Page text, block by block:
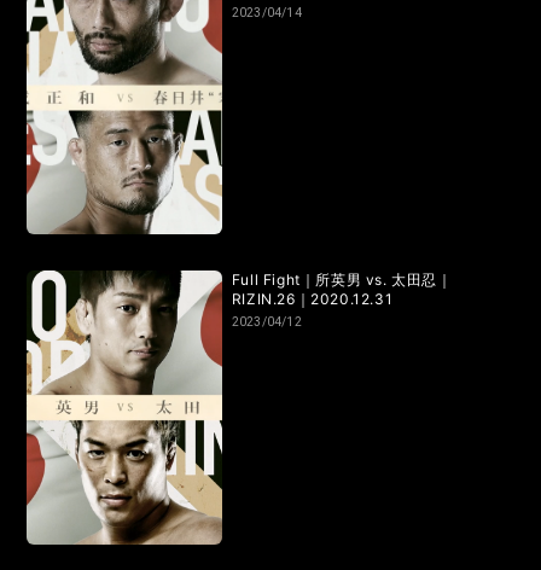
LANDMARK vol.9
LANDMARK vol.7 LANDMARK vol.6
LANDMARK vol.5 LANDMARK vol.4
LANDMARK vol.3 LANDMARK vol.2
LANDMARK vol.1
HOME TOPICS
2023/04/14
Full Fight｜所英男 vs. 太田忍｜
RIZIN.26｜2020.12.31
2023/04/12